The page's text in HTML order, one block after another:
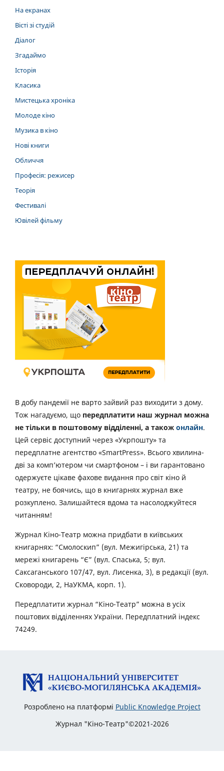
На екранах
Вісті зі студій
Діалог
Згадаймо
Історія
Класика
Мистецька хроніка
Молоде кіно
Музика в кіно
Нові книги
Обличчя
Професія: режисер
Теорія
Фестивалі
Ювілей фільму
В добу пандемії не варто зайвий раз виходити з дому.
Тож нагадуємо, що передплатити наш журнал можна
не тільки в поштовому відділенні, а також онлайн.
Цей сервіс доступний через «Укрпошту» та
передплатне агентство «SmartPress». Всього хвилина-
дві за комп’ютером чи смартфоном – і ви гарантовано
одержуєте цікаве фахове видання про світ кіно й
театру, не боячись, що в книгарнях журнал вже
розкуплено. Залишайтеся вдома та насолоджуйтеся
читанням!
Журнал Кіно-Театр можна придбати в київських
книгарнях: “Смолоскип” (вул. Межигірська, 21) та
мережі книгарень “Є” (вул. Спаська, 5; вул.
Саксаганського 107/47, вул. Лисенка, 3), в редакції (вул.
Сковороди, 2, НаУКМА, корп. 1).
Передплатити журнал “Кіно-Театр” можна в усіх
поштових відділеннях України. Передплатний індекс
74249.
Розроблено на платформі Public Knowledge Project
Журнал "Кіно-Театр"©2021-2026